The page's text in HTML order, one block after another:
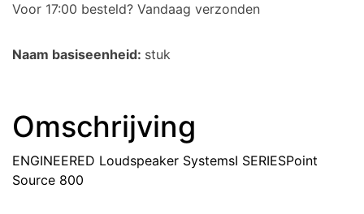
Voor 17:00 besteld? Vandaag verzonden
Naam basiseenheid: stuk
Omschrijving
ENGINEERED Loudspeaker SystemsI SERIESPoint
Source 800